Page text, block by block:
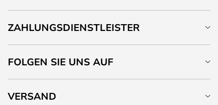
ZAHLUNGSDIENSTLEISTER
FOLGEN SIE UNS AUF
VERSAND